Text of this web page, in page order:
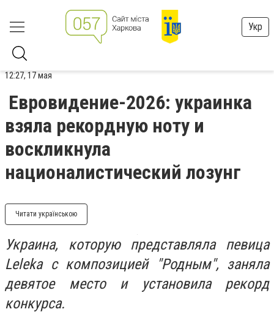
Укр
12:27, 17 мая
Евровидение-2026: украинка
взяла рекордную ноту и
воскликнула
националистический лозунг
Читати українською
Украина, которую представляла певица
Leleka с композицией "Родным", заняла
девятое место и установила рекорд
конкурса.